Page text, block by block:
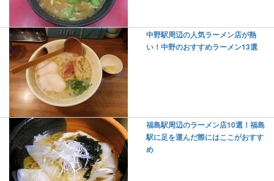
中野駅周辺の人気ラーメン店が熱
い！中野のおすすめラーメン13選
福島駅周辺のラーメン店10選！福島
駅に足を運んだ際にはここがおすす
め